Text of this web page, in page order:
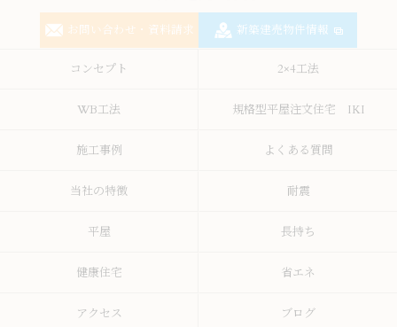
お問い合わせ・資料請求 新築建売物件情報
コンセプト 2×4工法
WB工法 規格型平屋注文住宅 IKI
施工事例 よくある質問
当社の特徴 耐震
平屋 長持ち
健康住宅 省エネ
アクセス ブログ